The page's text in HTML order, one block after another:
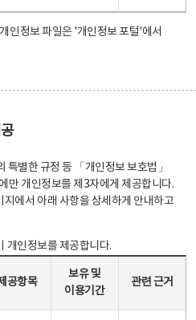
인정보 파일은 '개인정보 포털'에서
특별한 규정 등 「개인정보 보호법」
만 개인정보를 제3자에게 제공합니다.
에서 아래 사항을 상세하게 안내하고
개인정보를 제공합니다.
공항목
보유 및
이용기간
관련 근거